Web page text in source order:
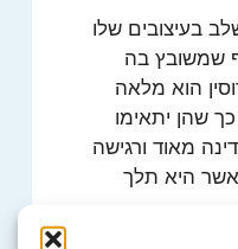
בעיצובים שלו
שמשובץ בה
הוא מלאה
שהן יתאימו
מאוד ורגישה
היא תלך